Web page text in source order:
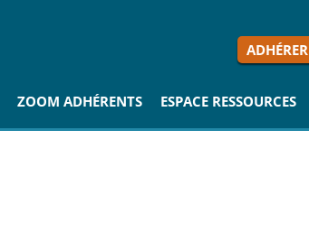
ZOOM ADHÉRENTS ESPACE RESSOURCES
ADHÉRER